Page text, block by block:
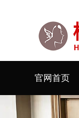
官网首页